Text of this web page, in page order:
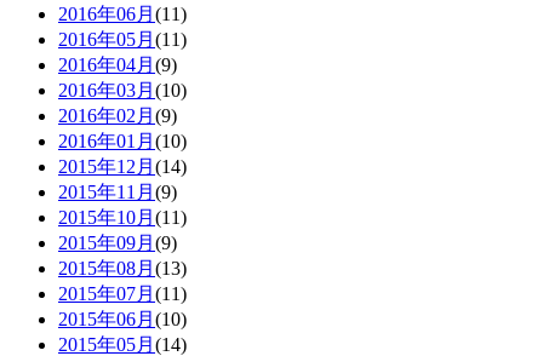
2016年06月 (11)
2016年05月 (11)
2016年04月 (9)
2016年03月 (10)
2016年02月 (9)
2016年01月 (10)
2015年12月 (14)
2015年11月 (9)
2015年10月 (11)
2015年09月 (9)
2015年08月 (13)
2015年07月 (11)
2015年06月 (10)
2015年05月 (14)